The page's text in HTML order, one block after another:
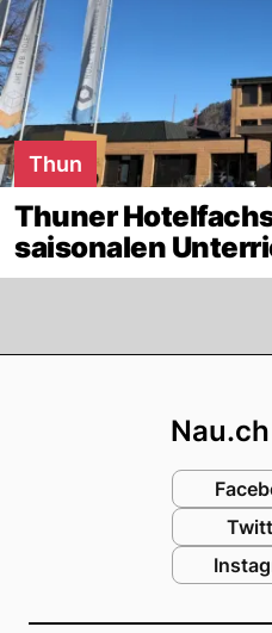
Thun
Thuner
saisonalen